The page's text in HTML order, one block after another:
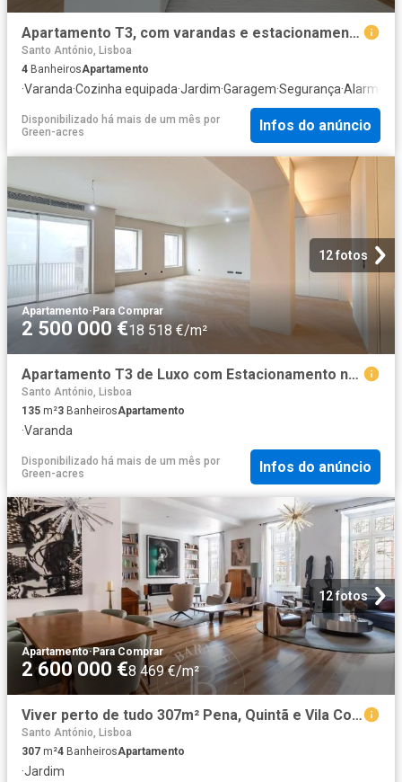
Apartamento T3, com varandas e estacionamento, Lisboa 0m² Santo António
Santo António, Lisboa
4 BanheirosApartamento
·Varanda·Cozinha equipada·Jardim·Garagem·Segurança·Alarme
Disponibilizado há mais de um mês por
Green-acres
Infos do anúncio
12 fotos
Apartamento·Para Comprar
2 500 000 €18 518 €/m²
Apartamento T3 de Luxo com Estacionamento na Rua das Amoreir. 135m² Santo António
Santo António, Lisboa
135 m²3 BanheirosApartamento
·Varanda
Disponibilizado há mais de um mês por
Green-acres
Infos do anúncio
12 fotos
Apartamento·Para Comprar
2 600 000 €8 469 €/m²
Viver perto de tudo 307m² Pena, Quintã e Vila Cova
Santo António, Lisboa
307 m²4 BanheirosApartamento
·Jardim